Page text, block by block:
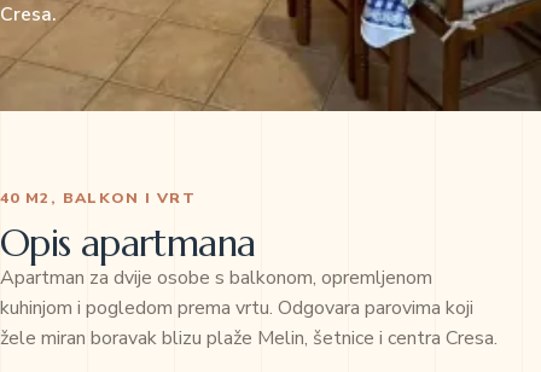
Cresa.
40 M2, BALKON I VRT
Opis apartmana
Apartman za dvije osobe s balkonom, opremljenom
kuhinjom i pogledom prema vrtu. Odgovara parovima koji
žele miran boravak blizu plaže Melin, šetnice i centra Cresa.